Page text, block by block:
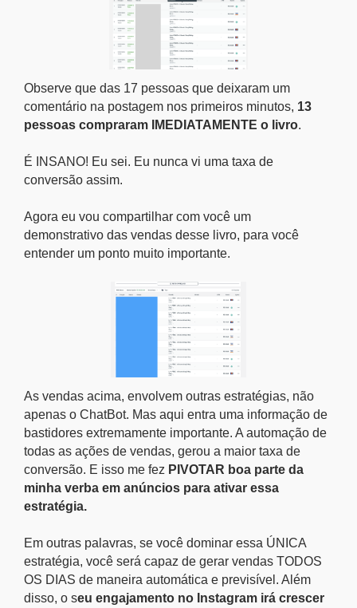
Observe que das 17 pessoas que deixaram um
comentário na postagem nos primeiros minutos, 13
pessoas compraram IMEDIATAMENTE o livro.
É INSANO! Eu sei. Eu nunca vi uma taxa de
conversão assim.
Agora eu vou compartilhar com você um
demonstrativo das vendas desse livro, para você
entender um ponto muito importante.
As vendas acima, envolvem outras estratégias, não
apenas o ChatBot. Mas aqui entra uma informação de
bastidores extremamente importante. A automação de
todas as ações de vendas, gerou a maior taxa de
conversão. E isso me fez PIVOTAR boa parte da
minha verba em anúncios para ativar essa
estratégia.
Em outras palavras, se você dominar essa ÚNICA
estratégia, você será capaz de gerar vendas TODOS
OS DIAS de maneira automática e previsível. Além
disso, o seu engajamento no Instagram irá crescer